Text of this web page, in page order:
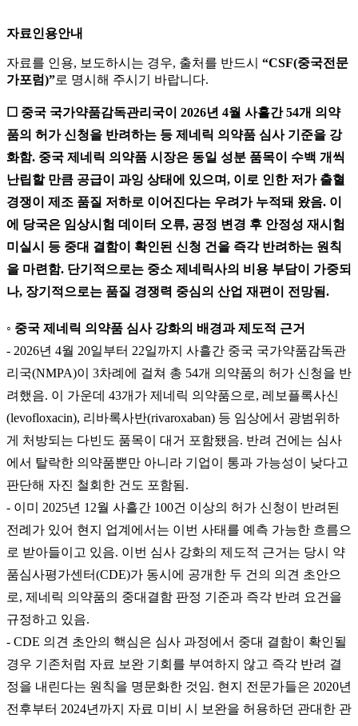
자료인용안내
자료를 인용, 보도하시는 경우, 출처를 반드시 “CSF(중국전문
가포럼)”로 명시해 주시기 바랍니다.
☐ 중국 국가약품감독관리국이 2026년 4월 사흘간 54개 의약
품의 허가 신청을 반려하는 등 제네릭 의약품 심사 기준을 강
화함. 중국 제네릭 의약품 시장은 동일 성분 품목이 수백 개씩
난립할 만큼 공급이 과잉 상태에 있으며, 이로 인한 저가 출혈
경쟁이 제조 품질 저하로 이어진다는 우려가 누적돼 왔음. 이
에 당국은 임상시험 데이터 오류, 공정 변경 후 안정성 재시험
미실시 등 중대 결함이 확인된 신청 건을 즉각 반려하는 원칙
을 마련함. 단기적으로는 중소 제네릭사의 비용 부담이 가중되
나, 장기적으로는 품질 경쟁력 중심의 산업 재편이 전망됨.
◦ 중국 제네릭 의약품 심사 강화의 배경과 제도적 근거
- 2026년 4월 20일부터 22일까지 사흘간 중국 국가약품감독관
리국(NMPA)이 3차례에 걸쳐 총 54개 의약품의 허가 신청을 반
려했음. 이 가운데 43개가 제네릭 의약품으로, 레보플록사신
(levofloxacin), 리바록사반(rivaroxaban) 등 임상에서 광범위하
게 처방되는 다빈도 품목이 대거 포함됐음. 반려 건에는 심사
에서 탈락한 의약품뿐만 아니라 기업이 통과 가능성이 낮다고
판단해 자진 철회한 건도 포함됨.
- 이미 2025년 12월 사흘간 100건 이상의 허가 신청이 반려된
전례가 있어 현지 업계에서는 이번 사태를 예측 가능한 흐름으
로 받아들이고 있음. 이번 심사 강화의 제도적 근거는 당시 약
품심사평가센터(CDE)가 동시에 공개한 두 건의 의견 초안으
로, 제네릭 의약품의 중대결함 판정 기준과 즉각 반려 요건을
규정하고 있음.
- CDE 의견 초안의 핵심은 심사 과정에서 중대 결함이 확인될
경우 기존처럼 자료 보완 기회를 부여하지 않고 즉각 반려 결
정을 내린다는 원칙을 명문화한 것임. 현지 전문가들은 2020년
전후부터 2024년까지 자료 미비 시 보완을 허용하던 관대한 관